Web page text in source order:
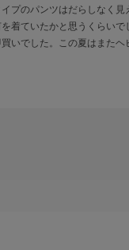
プのパンツはだらしなく
着ていたかと思うくらい
いでした。この夏はまたヘ